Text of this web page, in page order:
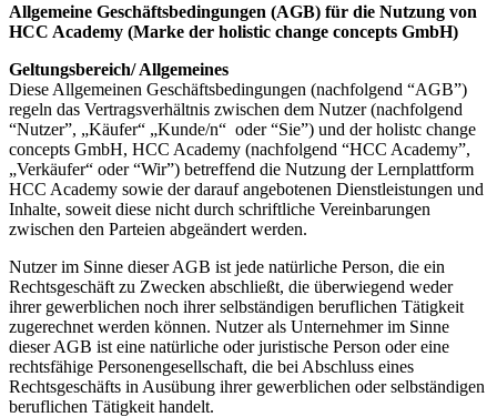
Allgemeine Geschäftsbedingungen (AGB) für die Nutzung von
HCC Academy (Marke der holistic change concepts GmbH)
Geltungsbereich/ Allgemeines
Diese Allgemeinen Geschäftsbedingungen (nachfolgend “AGB”)
regeln das Vertragsverhältnis zwischen dem Nutzer (nachfolgend
“Nutzer”, „Käufer“ „Kunde/n“ oder “Sie”) und der holistc change
concepts GmbH, HCC Academy (nachfolgend “HCC Academy”,
„Verkäufer“ oder “Wir”) betreffend die Nutzung der Lernplattform
HCC Academy sowie der darauf angebotenen Dienstleistungen und
Inhalte, soweit diese nicht durch schriftliche Vereinbarungen
zwischen den Parteien abgeändert werden.
Nutzer im Sinne dieser AGB ist jede natürliche Person, die ein
Rechtsgeschäft zu Zwecken abschließt, die überwiegend weder
ihrer gewerblichen noch ihrer selbständigen beruflichen Tätigkeit
zugerechnet werden können. Nutzer als Unternehmer im Sinne
dieser AGB ist eine natürliche oder juristische Person oder eine
rechtsfähige Personengesellschaft, die bei Abschluss eines
Rechtsgeschäfts in Ausübung ihrer gewerblichen oder selbständigen
beruflichen Tätigkeit handelt.